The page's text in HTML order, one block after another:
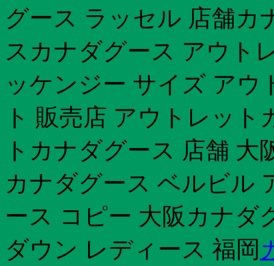
グース ラッセル 店舗カ
スカナダグース アウト
ッケンジー サイズ ア
ト 販売店 アウトレッ
トカナダグース 店舗
カナダグース ベルビル
ース コピー 大阪カナダ
ダウン レディース 福岡